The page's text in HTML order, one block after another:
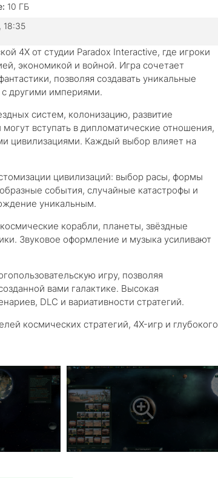
both manufacturers
10 ГБ
18:35
4X от студии Paradox Interactive, где игроки
экономикой и войной. Игра сочетает
позволяя создавать уникальные
с другими империями.
систем, колонизацию, развитие
вступать в дипломатические отношения,
цивилизациями. Каждый выбор влияет на
цивилизаций: выбор расы, формы
события, случайные катастрофы и
уникальным.
корабли, планеты, звёздные
Звуковое оформление и музыка усиливают
игру, позволяя
вами галактике. Высокая
DLC и вариативности стратегий.
космических стратегий, 4X-игр и глубокого